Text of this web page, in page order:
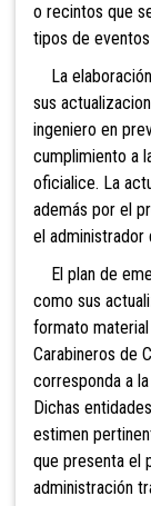
o recintos que
tipos de
La
sus
ingeniero en
cumplimiento a
oficialice. La
además por el
el administrador
El plan de
como sus
formato
Carabineros de
corresponda a
Dichas
estimen
que presenta el
administración